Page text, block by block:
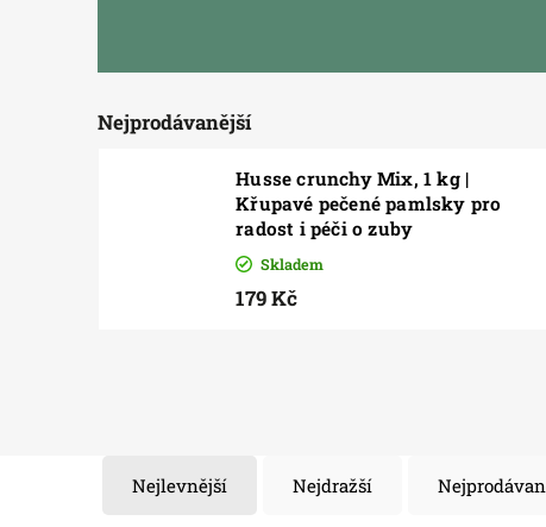
Nejprodávanější
Husse crunchy Mix, 1 kg |
Křupavé pečené pamlsky pro
radost i péči o zuby
Skladem
179 Kč
Nejlevnější Nejdražší